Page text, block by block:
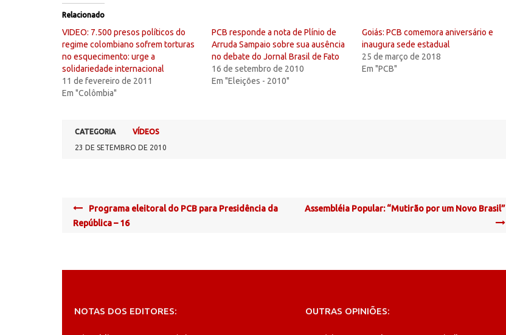
Relacionado
VIDEO: 7.500 presos políticos do
regime colombiano sofrem torturas
no esquecimento: urge a
solidariedade internacional
11 de fevereiro de 2011
Em "Colômbia"
PCB responde a nota de Plínio de
Arruda Sampaio sobre sua ausência
no debate do Jornal Brasil de Fato
16 de setembro de 2010
Em "Eleições - 2010"
Goiás: PCB comemora aniversário e
inaugura sede estadual
25 de março de 2018
Em "PCB"
CATEGORIA
VÍDEOS
23 DE SETEMBRO DE 2010
Post
navigation
Programa eleitoral do PCB para Presidência da
República – 16
Assembléia Popular: “Mutirão por um Novo Brasil”
NOTAS DOS EDITORES: OUTRAS OPINIÕES: